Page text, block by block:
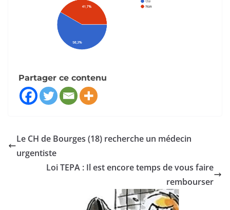
Partager ce contenu
Le CH de Bourges (18) recherche un médecin
urgentiste
Loi TEPA : Il est encore temps de vous faire
rembourser